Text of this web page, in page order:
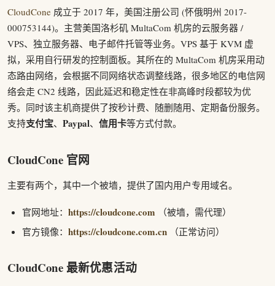
CloudCone 成立于 2017 年，美国注册公司 (怀俄明州 2017-
000753144)。主营美国洛杉矶 MultaCom 机房的云服务器 /
VPS、独立服务器、电子邮件托管等业务。VPS 基于 KVM 虚
拟，采用自行研发的控制面板。其所在的 MultaCom 机房采用动
态路由网络，会根据不同网络状态调整线路，很多地区的电信网
络会走 CN2 线路，因此延迟和稳定性在非高峰时段都较为优
秀。同时该主机商提供了按秒计费、随删随用、定期备份服务。
支持支付宝、 Paypal、 信用卡等方式付款。
CloudCone 官网
主要有两个，其中一个被墙，提供了国内用户专用域名。
官网地址： https://cloudcone.com （被墙，需代理）
官方镜像： https://cloudcone.com.cn （正常访问）
CloudCone 最新优惠活动